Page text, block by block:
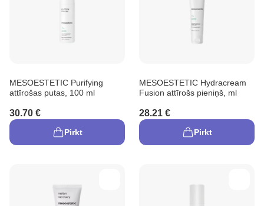
MESOESTETIC Purifying
attīrošas putas, 100 ml
30.70 €
Pirkt
MESOESTETIC Hydracream
Fusion attīrošs pieniņš, ml
28.21 €
Pirkt